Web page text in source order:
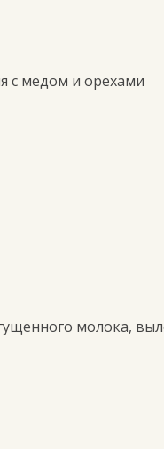
с медом и орехами
молока,